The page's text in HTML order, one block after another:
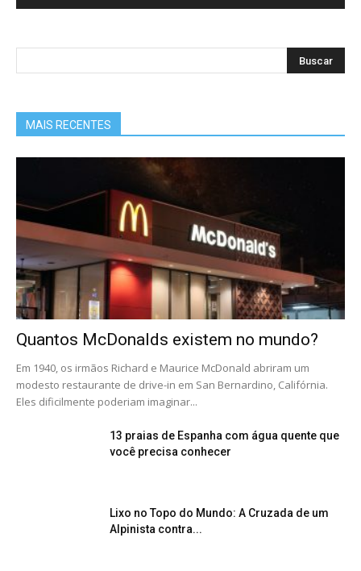
MAIS RECENTES
Quantos McDonalds existem no mundo?
Em 1940, os irmãos Richard e Maurice McDonald abriram um
modesto restaurante de drive-in em San Bernardino, Califórnia.
Eles dificilmente poderiam imaginar...
13 praias de Espanha com água quente que
você precisa conhecer
Lixo no Topo do Mundo: A Cruzada de um
Alpinista contra...